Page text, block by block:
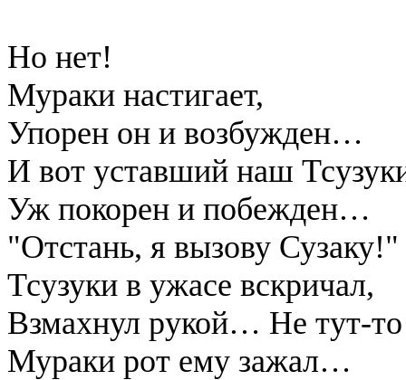
Но нет!
Мураки настигает,
Упорен он и возбужден…
И вот уставший наш
Уж покорен и побежден…
"Отстань, я вызову
Тсузуки в ужасе вскричал,
Взмахнул рукой… Не тут-
Мураки рот ему зажал…